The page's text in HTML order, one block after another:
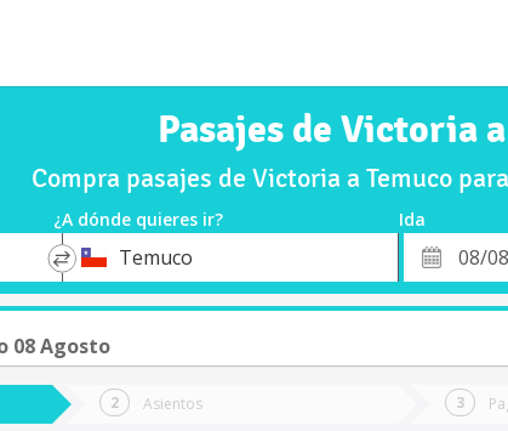
Pasajes de Victoria
Compra pasajes de Victoria a Temuco
¿A dónde quieres ir? Ida
*
DestinoTemuco
Fecha
de
08 Agosto
Asientos